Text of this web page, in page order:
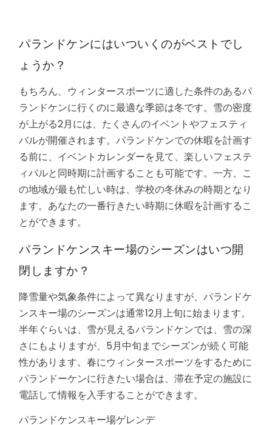
パランドケンにはいついくのがベストでし
ょうか？
もちろん、ウィンタースポーツに適した条件のあるパ
ランドケンに行くのに最適な季節は冬です。雪の密度
が上がる2月には、たくさんのイベントやフェスティ
バルが開催されます。パランドケンでの休暇を計画す
る前に、イベントカレンダーを見て、楽しいフェステ
ィバルと同時期に計画することも可能です。一方、こ
の地域が最も忙しい時は、学校の冬休みの時期となり
ます。あなたの一番行きたい時期に休暇を計画するこ
とができます。
パランドケンスキー場のシーズンはいつ開
閉しますか？
降雪量や気象条件によって異なりますが、パランドケ
ンスキー場のシーズンは通常12月上旬に始まります。
半年ぐらいは、雪が見えるパランドケンでは、雪の深
さにもよりますが、5月中旬までシーズンが続く可能
性があります。春にウィンタースポーツをするために
パランドーケンに行きたい場合は、滞在予定の施設に
電話して情報を入手することができます。
パランドケンスキー場ゲレンデ